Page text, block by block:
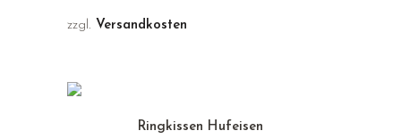
zzgl. Versandkosten
Ringkissen Hufeisen